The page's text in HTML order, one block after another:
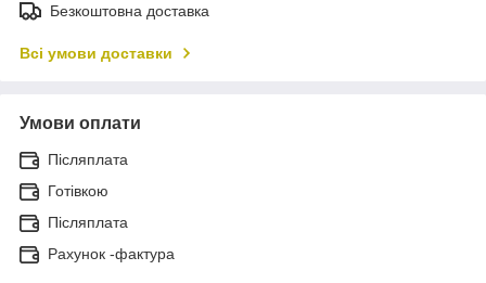
Безкоштовна доставка
Всі умови доставки
Умови оплати
Післяплата
Готівкою
Післяплата
Рахунок -фактура